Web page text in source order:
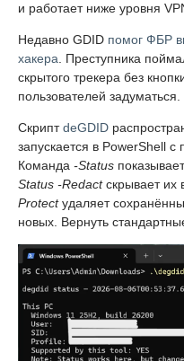
и работает ниже уровня
Недавно GDID помог ФБР
хакера . Преступника
скрытого трекера без
пользователей задуматься.
СкриптdeGDID
запускается в PowerShell
Команда -Status
Status -Redactскрывает их
Protectудаляет
новых. Вернуть